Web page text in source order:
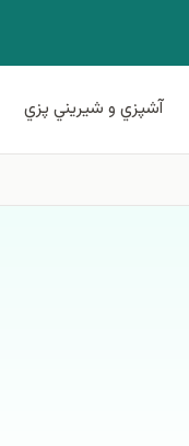
آشپزي و شيريني پزي